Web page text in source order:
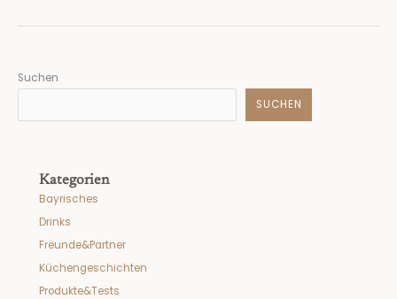
Suchen
SUCHEN
Kategorien
Bayrisches
Drinks
Freunde&Partner
Küchengeschichten
Produkte&Tests